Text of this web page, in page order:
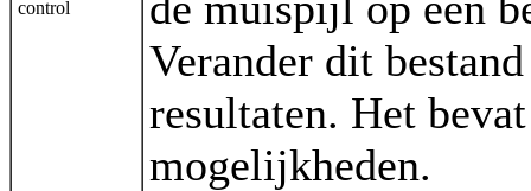
control
Verander dit
resultaten. Het
mogelijkheden.